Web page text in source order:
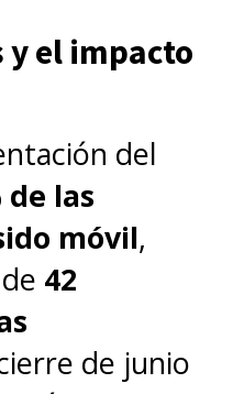
el impacto
del
de las
móvil,
42
de junio